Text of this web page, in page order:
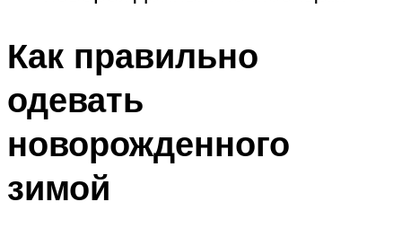
Как правильно
одевать
новорожденного
зимой